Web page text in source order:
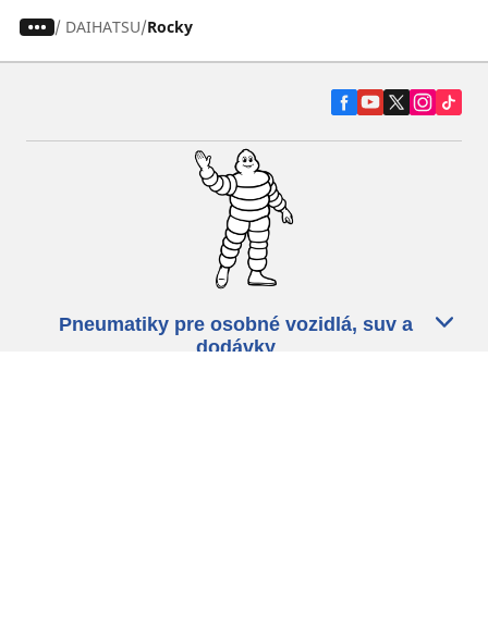
/ DAIHATSU Rocky
Pneumatiky pre osobné vozidlá, suv a
dodávky